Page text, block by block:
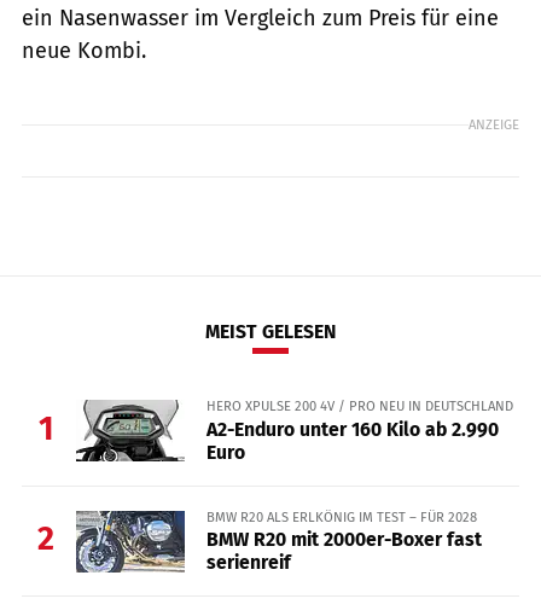
ein Nasenwasser im Vergleich zum Preis für eine
neue Kombi.
ANZEIGE
MEIST GELESEN
1
HERO XPULSE 200 4V / PRO NEU IN DEUTSCHLAND
A2-Enduro unter 160 Kilo ab 2.990
Euro
2
BMW R20 ALS ERLKÖNIG IM TEST – FÜR 2028
BMW R20 mit 2000er-Boxer fast
serienreif